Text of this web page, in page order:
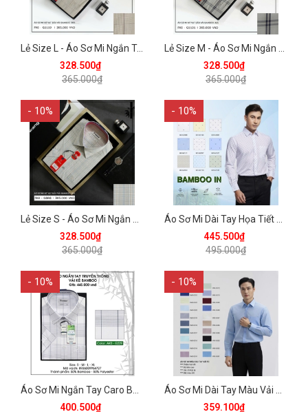
Lẻ Size L - Áo Sơ Mi Ngắn Tay Caro Bamboo Regular Fit 365 Vĩnh Tiến - Vạt Bầu - Nhiều Màu
328.500₫
365.000₫
328.500₫
365.000₫
- 10%
328.500₫
365.000₫
- 10%
445.500₫
495.000₫
- 10%
400.500₫
- 10%
359.100₫